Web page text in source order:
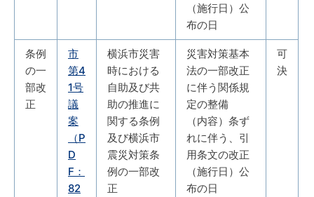
（施行日）公
布の日
条例
の一
部改
正
市
第4
1号
議
案
（P
D
F：
82
横浜市災害
時における
自助及び共
助の推進に
関する条例
及び横浜市
震災対策条
例の一部改
正
災害対策基本
法の一部改正
に伴う関係規
定の整備
（内容）条ず
れに伴う、引
用条文の改正
（施行日）公
布の日
可
決